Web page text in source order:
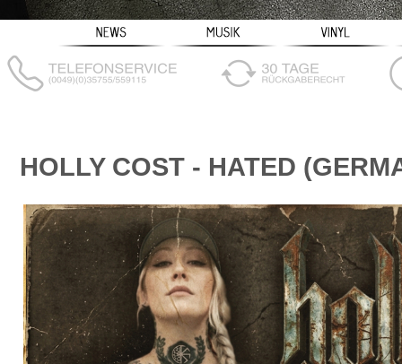
HOLLY COST - HATED